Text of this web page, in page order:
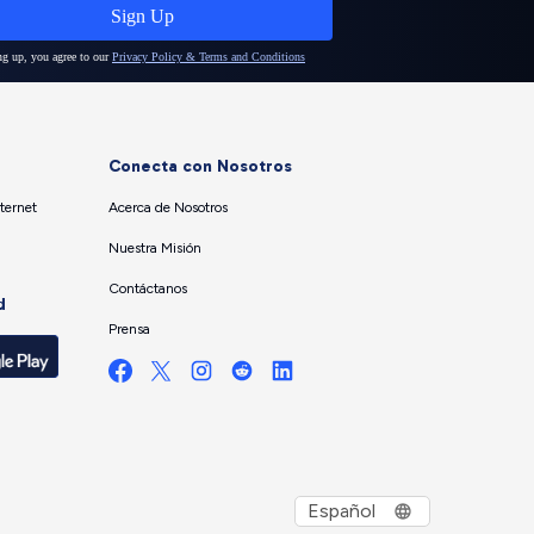
Conecta con Nosotros
Acerca de Nosotros
Nuestra Misión
Contáctanos
Prensa